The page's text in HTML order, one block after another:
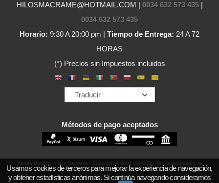
HILOSMACRAME@HOTMAIL.COM | 0034 632 573 435|
0034 632 573 435
Horario: 9:30 A 20:00 pm | Tiempo de Entrega: 24 A 72
HORAS
(*) Precios sin Impuestos incluidos
Métodos de pago aceptados
Tienda Rosario - Hilos Macrame - Copyright © 2026 [29402] - Con la tecnología de
Palbin.com
Usamos cookies de terceros para mejorar la experiencia de navegación,
y obtener estadísticas anónimas. Si continúa navegando consideramos